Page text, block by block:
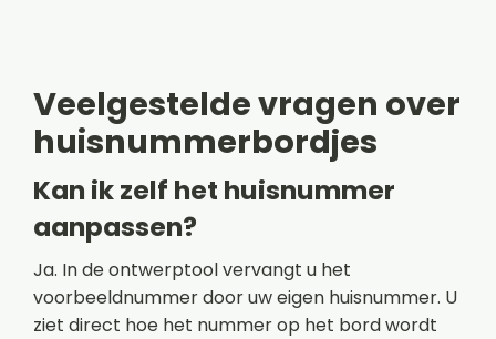
Veelgestelde vragen over
huisnummerbordjes
Kan ik zelf het huisnummer
aanpassen?
Ja. In de ontwerptool vervangt u het
voorbeeldnummer door uw eigen huisnummer. U
ziet direct hoe het nummer op het bord wordt